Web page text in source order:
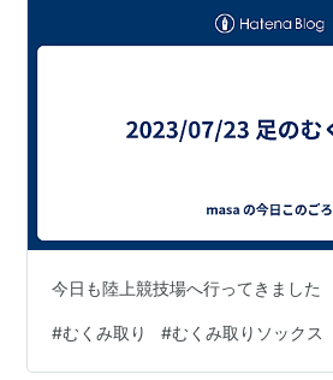
今日も陸上競技場へ行ってきました
#むくみ取り #むくみ取りソックス